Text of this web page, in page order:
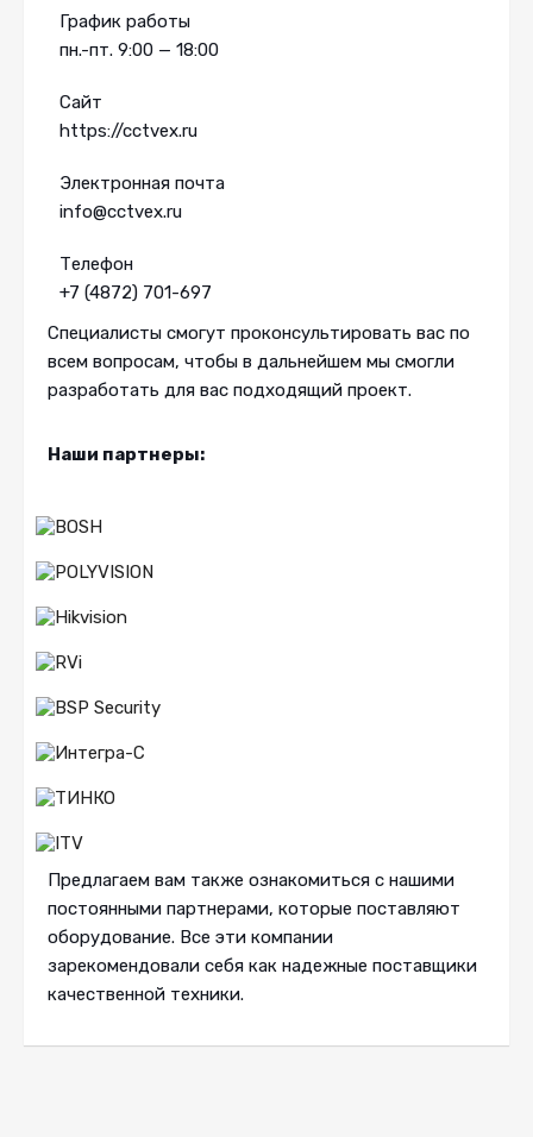
График работы
пн.-пт. 9:00 — 18:00
Сайт
https://cctvex.ru
Электронная почта
info@cctvex.ru
Телефон
+7 (4872) 701-697
Специалисты смогут проконсультировать вас по
всем вопросам, чтобы в дальнейшем мы смогли
разработать для вас подходящий проект.
Наши партнеры:
Предлагаем вам также ознакомиться с нашими
постоянными партнерами, которые поставляют
оборудование. Все эти компании
зарекомендовали себя как надежные поставщики
качественной техники.